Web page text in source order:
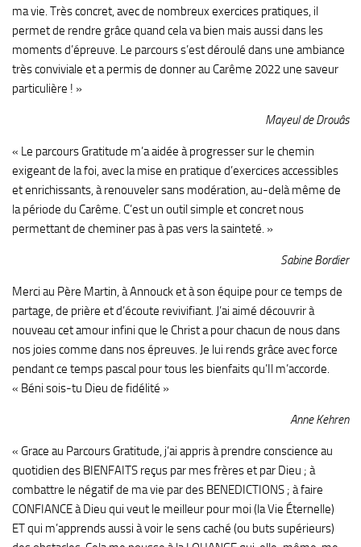
ma vie. Très concret, avec de nombreux exercices pratiques, il
permet de rendre grâce quand cela va bien mais aussi dans les
moments d’épreuve. Le parcours s’est déroulé dans une ambiance
très conviviale et a permis de donner au Carême 2022 une saveur
particulière ! »
Mayeul de Drouâs
« Le parcours Gratitude m’a aidée à progresser sur le chemin
exigeant de la foi, avec la mise en pratique d’exercices accessibles
et enrichissants, à renouveler sans modération, au-delà même de
la période du Carême. C’est un outil simple et concret nous
permettant de cheminer pas à pas vers la sainteté. »
Sabine Bordier
Merci au Père Martin, à Annouck et à son équipe pour ce temps de
partage, de prière et d’écoute revivifiant. J’ai aimé découvrir à
nouveau cet amour infini que le Christ a pour chacun de nous dans
nos joies comme dans nos épreuves. Je lui rends grâce avec force
pendant ce temps pascal pour tous les bienfaits qu’Il m’accorde.
« Béni sois-tu Dieu de fidélité »
Anne Kehren
« Grace au Parcours Gratitude, j’ai appris à prendre conscience au
quotidien des BIENFAITS reçus par mes frères et par Dieu ; à
combattre le négatif de ma vie par des BENEDICTIONS ; à faire
CONFIANCE à Dieu qui veut le meilleur pour moi (la Vie Éternelle)
ET qui m’apprends aussi à voir le sens caché (ou buts supérieurs)